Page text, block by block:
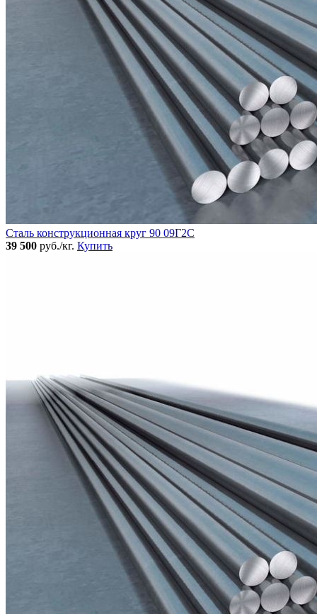
Сталь конструкционная круг 90 09Г2С
39 500 руб./кг. Купить